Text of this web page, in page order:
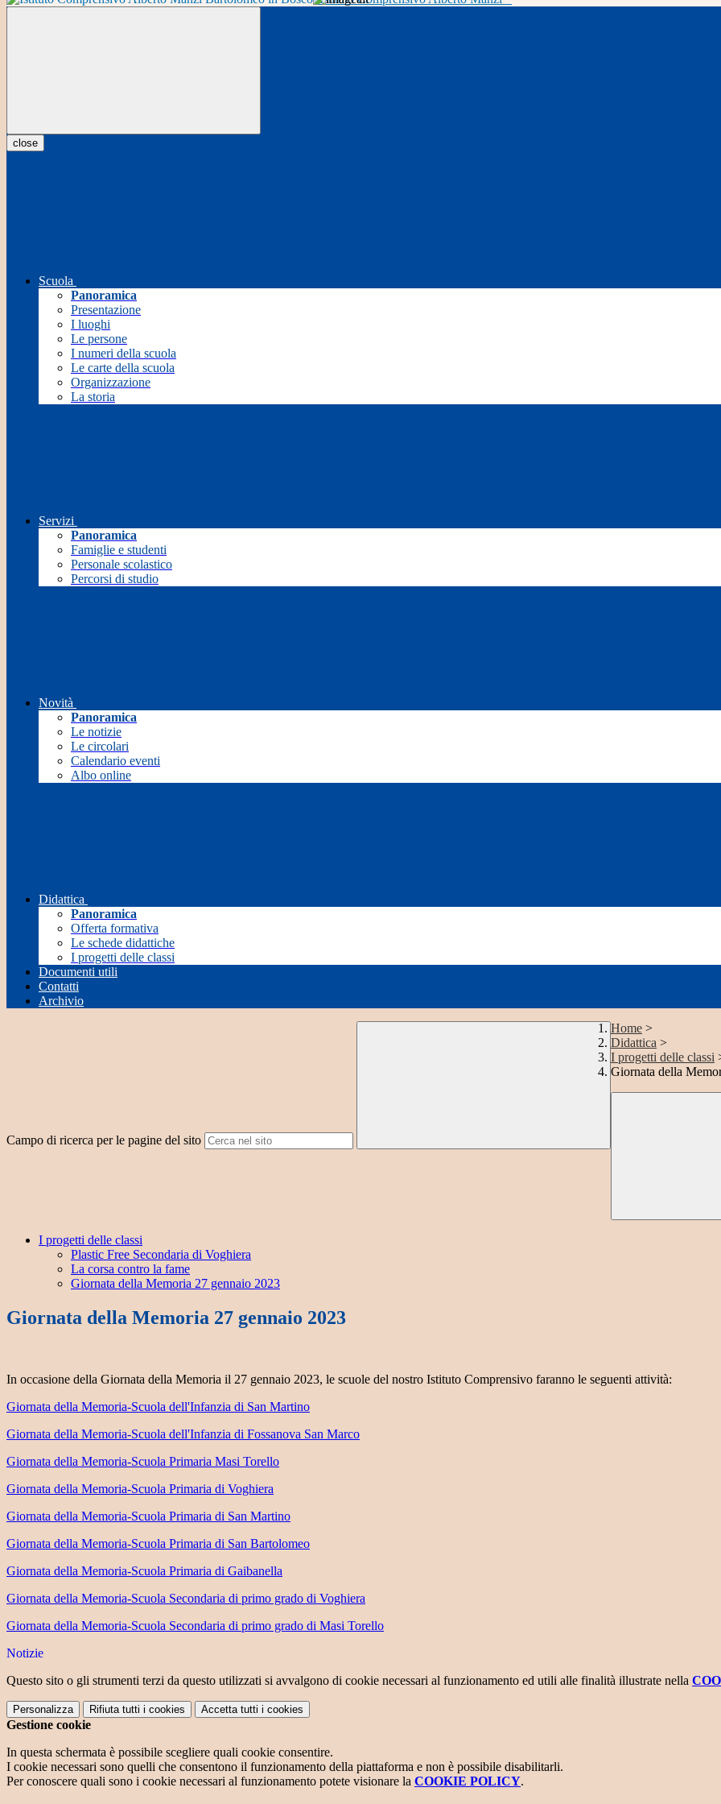
close
Scuola
Panoramica
Presentazione
I luoghi
Le persone
I numeri della scuola
Le carte della scuola
Organizzazione
La storia
Servizi
Panoramica
Famiglie e studenti
Personale scolastico
Percorsi di studio
Novità
Panoramica
Le notizie
Le circolari
Calendario eventi
Albo online
Didattica
Panoramica
Offerta formativa
Le schede didattiche
I progetti delle classi
Documenti utili
Contatti
Archivio
Campo di ricerca per le pagine del sito
Home >
Didattica >
I progetti delle classi
Giornata della
I progetti delle classi
Plastic Free Secondaria di Voghiera
La corsa contro la fame
Giornata della Memoria 27 gennaio 2023
Giornata della Memoria 27 gennaio 2023
In occasione della Giornata della Memoria il 27 gennaio 2023, le scuole del nostro Istituto Comprensivo faranno le seguenti attività:
Giornata della Memoria-Scuola dell'Infanzia di San Martino
Giornata della Memoria-Scuola dell'Infanzia di Fossanova San Marco
Giornata della Memoria-Scuola Primaria Masi Torello
Giornata della Memoria-Scuola Primaria di Voghiera
Giornata della Memoria-Scuola Primaria di San Martino
Giornata della Memoria-Scuola Primaria di San Bartolomeo
Giornata della Memoria-Scuola Primaria di Gaibanella
Giornata della Memoria-Scuola Secondaria di primo grado di Voghiera
Giornata della Memoria-Scuola Secondaria di primo grado di Masi Torello
Notizie
Questo sito o gli strumenti terzi da questo utilizzati si avvalgono di cookie necessari al funzionamento ed utili alle finalità illustrate nella
Personalizza Rifiuta tutti i cookies Accetta tutti i cookies
Gestione cookie
In questa schermata è possibile scegliere quali cookie consentire.
I cookie necessari sono quelli che consentono il funzionamento della piattaforma e non è possibile disabilitarli.
Per conoscere quali sono i cookie necessari al funzionamento potete visionare la COOKIE POLICY.